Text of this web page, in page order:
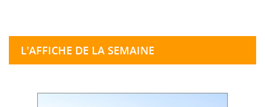
L'AFFICHE DE LA SEMAINE